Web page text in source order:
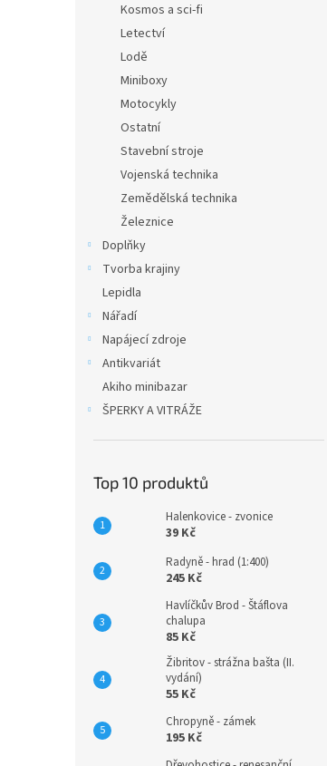
Kosmos a sci-fi
Letectví
Lodě
Miniboxy
Motocykly
Ostatní
Stavební stroje
Vojenská technika
Zemědělská technika
Železnice
Doplňky
Tvorba krajiny
Lepidla
Nářadí
Napájecí zdroje
Antikvariát
Akiho minibazar
ŠPERKY A VITRÁŽE
Top 10 produktů
Halenkovice - zvonice
39 Kč
Radyně - hrad (1:400)
245 Kč
Havlíčkův Brod - Štáflova
chalupa
85 Kč
Žibritov - strážna bašta (II.
vydání)
55 Kč
Chropyně - zámek
195 Kč